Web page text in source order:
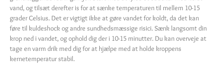
vand, og tilsæt derefter is for at sænke temperaturen til mellem 10-15
grader Celsius. Det er vigtigt ikke at gøre vandet for koldt, da det kan
føre til kuldeshock og andre sundhedsmæssige risici. Sænk langsomt din
krop ned i vandet, og ophold dig der i 10-15 minutter. Du kan overveje at
tage en varm drik med dig for at hjælpe med at holde kroppens
kernetemperatur stabil.